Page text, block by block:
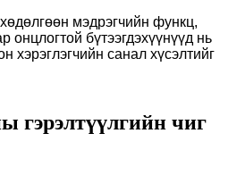
мэдрэгчийн функц,
онцлогтой бүтээгдэхүүнүүд нь
хэрэглэгчийн санал хүсэлтийг
гэрэлтүүлгийн чиг